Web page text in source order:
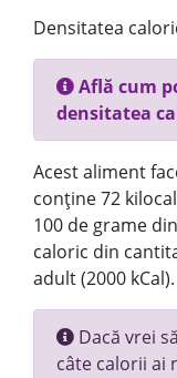
Densitatea
Află cum
densitatea
Acest aliment
conține 72
100 de grame
caloric din
adult (2000 kCal).
Dacă vrei
câte calorii ai